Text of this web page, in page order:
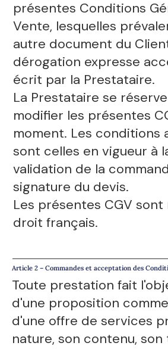
présentes Conditions
Vente, lesquelles
autre document du
dérogation expresse
écrit par la Prestataire.
La Prestataire se
modifier les présentes
moment. Les conditions
sont celles en vigueur à
validation de la
signature du devis.
Les présentes CGV
droit français.
Article 2 – Commandes et acceptation des
Toute prestation fait
d'une proposition
d'une offre de services
nature, son contenu,